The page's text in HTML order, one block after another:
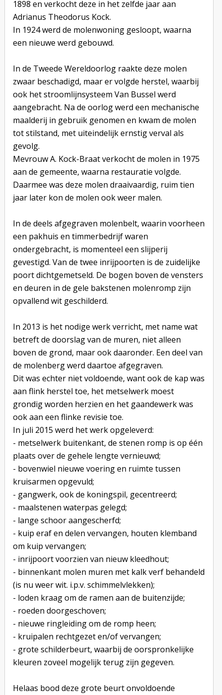
1898 en verkocht deze in het zelfde jaar aan
Adrianus Theodorus Kock.
In 1924 werd de molenwoning gesloopt, waarna
een nieuwe werd gebouwd.
In de Tweede Wereldoorlog raakte deze molen
zwaar beschadigd, maar er volgde herstel, waarbij
ook het stroomlijnsysteem Van Bussel werd
aangebracht. Na de oorlog werd een mechanische
maalderij in gebruik genomen en kwam de molen
tot stilstand, met uiteindelijk ernstig verval als
gevolg.
Mevrouw A. Kock-Braat verkocht de molen in 1975
aan de gemeente, waarna restauratie volgde.
Daarmee was deze molen draaivaardig, ruim tien
jaar later kon de molen ook weer malen.
In de deels afgegraven molenbelt, waarin voorheen
een pakhuis en timmerbedrijf waren
ondergebracht, is momenteel een slijperij
gevestigd. Van de twee inrijpoorten is de zuidelijke
poort dichtgemetseld. De bogen boven de vensters
en deuren in de gele bakstenen molenromp zijn
opvallend wit geschilderd.
In 2013 is het nodige werk verricht, met name wat
betreft de doorslag van de muren, niet alleen
boven de grond, maar ook daaronder. Een deel van
de molenberg werd daartoe afgegraven.
Dit was echter niet voldoende, want ook de kap was
aan flink herstel toe, het metselwerk moest
grondig worden herzien en het gaandewerk was
ook aan een flinke revisie toe.
In juli 2015 werd het werk opgeleverd:
- metselwerk buitenkant, de stenen romp is op één
plaats over de gehele lengte vernieuwd;
- bovenwiel nieuwe voering en ruimte tussen
kruisarmen opgevuld;
- gangwerk, ook de koningspil, gecentreerd;
- maalstenen waterpas gelegd;
- lange schoor aangescherfd;
- kuip eraf en delen vervangen, houten klemband
om kuip vervangen;
- inrijpoort voorzien van nieuw kleedhout;
- binnenkant molen muren met kalk verf behandeld
(is nu weer wit. i.p.v. schimmelvlekken);
- loden kraag om de ramen aan de buitenzijde;
- roeden doorgeschoven;
- nieuwe ringleiding om de romp heen;
- kruipalen rechtgezet en/of vervangen;
- grote schilderbeurt, waarbij de oorspronkelijke
kleuren zoveel mogelijk terug zijn gegeven.
Helaas bood deze grote beurt onvoldoende